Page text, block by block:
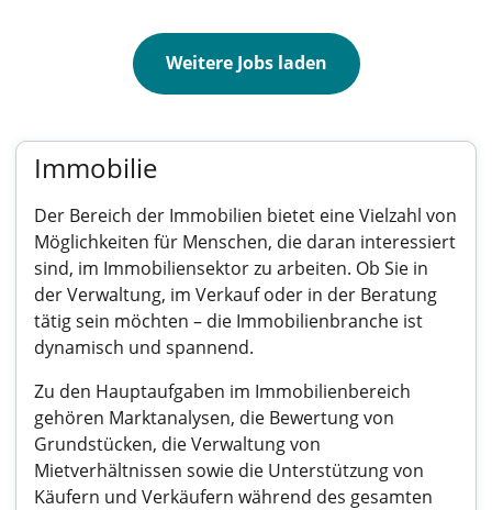
Weitere Jobs laden
Immobilie
Der Bereich der Immobilien bietet eine Vielzahl von
Möglichkeiten für Menschen, die daran interessiert
sind, im Immobiliensektor zu arbeiten. Ob Sie in
der Verwaltung, im Verkauf oder in der Beratung
tätig sein möchten – die Immobilienbranche ist
dynamisch und spannend.
Zu den Hauptaufgaben im Immobilienbereich
gehören Marktanalysen, die Bewertung von
Grundstücken, die Verwaltung von
Mietverhältnissen sowie die Unterstützung von
Käufern und Verkäufern während des gesamten